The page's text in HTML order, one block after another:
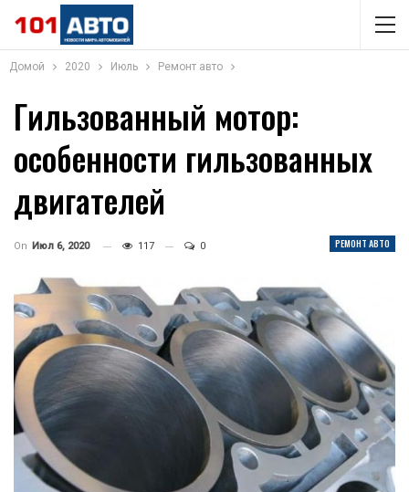
Домой 2020 Июль Ремонт авто
Гильзованный мотор:
особенности гильзованных
двигателей
РЕМОНТ АВТО
On Июл 6, 2020 117 0